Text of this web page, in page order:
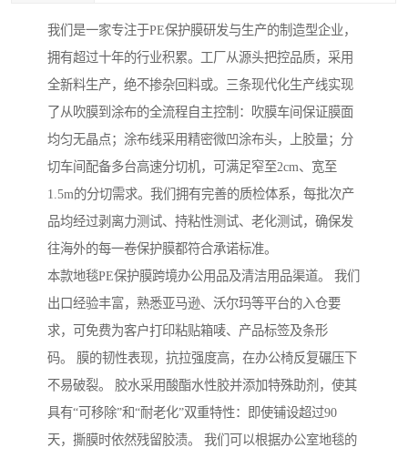
我们是一家专注于PE保护膜研发与生产的制造型企业，
拥有超过十年的行业积累。工厂从源头把控品质，采用
全新料生产，绝不掺杂回料或。三条现代化生产线实现
了从吹膜到涂布的全流程自主控制：吹膜车间保证膜面
均匀无晶点；涂布线采用精密微凹涂布头，上胶量；分
切车间配备多台高速分切机，可满足窄至2cm、宽至
1.5m的分切需求。我们拥有完善的质检体系，每批次产
品均经过剥离力测试、持粘性测试、老化测试，确保发
往海外的每一卷保护膜都符合承诺标准。
本款地毯PE保护膜跨境办公用品及清洁用品渠道。 我们
出口经验丰富，熟悉亚马逊、沃尔玛等平台的入仓要
求，可免费为客户打印粘贴箱唛、产品标签及条形
码。 膜的韧性表现，抗拉强度高，在办公椅反复碾压下
不易破裂。 胶水采用酸酯水性胶并添加特殊助剂，使其
具有“可移除”和“耐老化”双重特性：即使铺设超过90
天，撕膜时依然残留胶渍。 我们可以根据办公室地毯的